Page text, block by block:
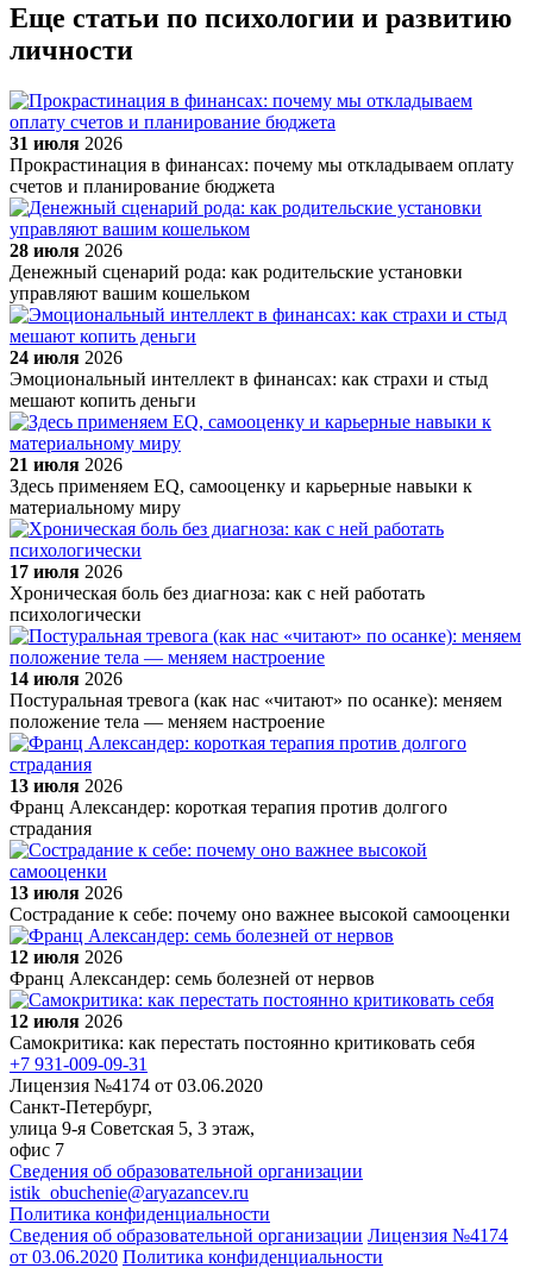
Еще статьи по психологии и развитию
личности
31 июля 2026
Прокрастинация в финансах: почему мы откладываем оплату
счетов и планирование бюджета
28 июля 2026
Денежный сценарий рода: как родительские установки
управляют вашим кошельком
24 июля 2026
Эмоциональный интеллект в финансах: как страхи и стыд
мешают копить деньги
21 июля 2026
Здесь применяем EQ, самооценку и карьерные навыки к
материальному миру
17 июля 2026
Хроническая боль без диагноза: как с ней работать
психологически
14 июля 2026
Постуральная тревога (как нас «читают» по осанке): меняем
положение тела — меняем настроение
13 июля 2026
Франц Александер: короткая терапия против долгого
страдания
13 июля 2026
Сострадание к себе: почему оно важнее высокой самооценки
12 июля 2026
Франц Александер: семь болезней от нервов
12 июля 2026
Самокритика: как перестать постоянно критиковать себя
+7 931-009-09-31
Лицензия №4174 от 03.06.2020
Санкт-Петербург,
улица 9-я Советская 5​, 3 этаж,
офис 7
Сведения об образовательной организации
istik_obuchenie@aryazancev.ru
Политика конфиденциальности
Сведения об образовательной организации Лицензия №4174
от 03.06.2020 Политика конфиденциальности